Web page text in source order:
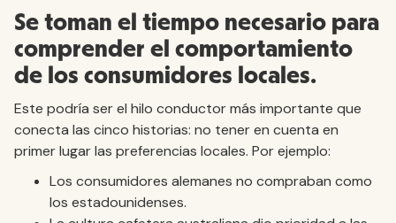
Se toman el tiempo necesario para
comprender el comportamiento
de los consumidores locales.
Este podría ser el hilo conductor más importante que
conecta las cinco historias: no tener en cuenta en
primer lugar las preferencias locales. Por ejemplo:
Los consumidores alemanes no compraban como
los estadounidenses.